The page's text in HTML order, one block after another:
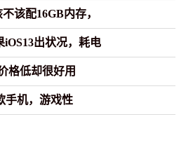
该配16GB内存，
iOS13出状况，耗电
格低却很好用
手机，游戏性